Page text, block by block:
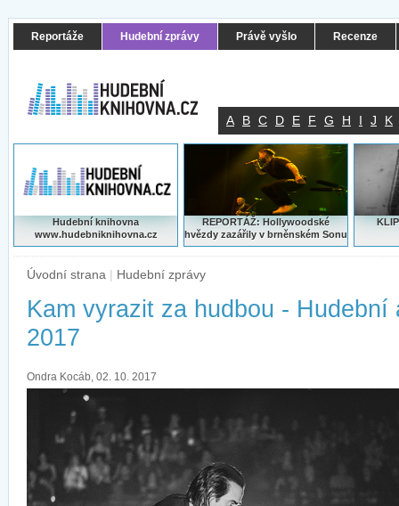
Reportáže Hudební zprávy Právě vyšlo Recenze
A B C D E F G H I J K
Hudební knihovna
www.hudebniknihovna.cz
REPORTÁŽ: Hollywoodské
hvězdy zazářily v brněnském Sonu
Úvodní strana | Hudební zprávy
Kam vyrazit za hudbou - Hudební
2017
Ondra Kocáb, 02. 10. 2017